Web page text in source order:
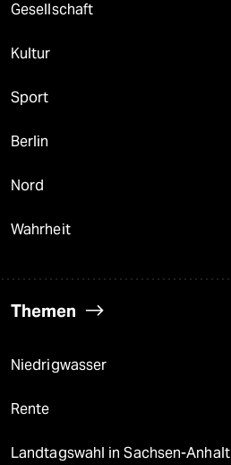
Gesellschaft
Kultur
Sport
Berlin
Nord
Wahrheit
Themen
Niedrigwasser
Rente
Landtagswahl in Sachsen-Anhalt